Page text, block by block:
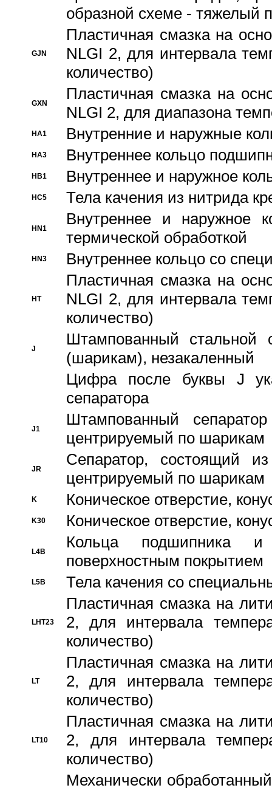
образной схеме - тяжелый
GJN
Пластичная смазка на
NLGI 2, для интервала
количество)
GXN
Пластичная смазка на
NLGI 2, для диапазона
HA1 Внутренние и наружные
HA3 Bнутреннее кольцо
HB1 Bнутреннее и наружное
HC5 Тела качения из нитрида
HN1
Bнутреннее и наружное
термической обработкой
HN3 Внутреннее кольцо со
HT
Пластичная смазка на
NLGI 2, для интервала
количество)
J
Штампованный стальной
(шарикам), незакаленный
Цифра после буквы J
сепаратора
J1
Штампованный
центрируемый по шарикам
JR
Сепаратор, состоящий
центрируемый по шарикам
K Коническое отверстие,
K30 Коническое отверстие,
L4B
Кольца подшипника
поверхностным покрытием
L5B Тела качения со
LHT23
Пластичная смазка на
2, для интервала
количество)
LT
Пластичная смазка на
2, для интервала
количество)
LT10
Пластичная смазка на
2, для интервала
количество)
Механически